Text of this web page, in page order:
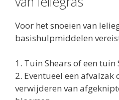
Voor het snoeien van
basishulpmiddelen
1. Tuin Shears of een tuin
2. Eventueel een
verwijderen van